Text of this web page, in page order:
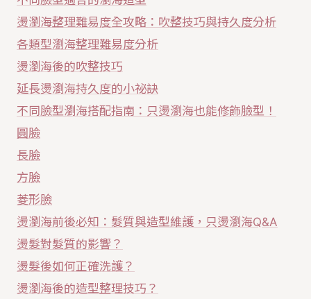
燙瀏海整理難易度全攻略：吹整技巧與持久度分析
各類型瀏海整理難易度分析
燙瀏海後的吹整技巧
延長燙瀏海持久度的小祕訣
不同臉型瀏海搭配指南：只燙瀏海也能修飾臉型！
圓臉
長臉
方臉
菱形臉
燙瀏海前後必知：髮質與造型維護，只燙瀏海Q&A
燙髮對髮質的影響？
燙髮後如何正確洗護？
燙瀏海後的造型整理技巧？